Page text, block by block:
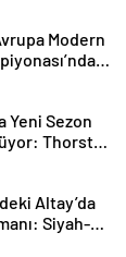
Modern
Yeni Sezon
Thorsten
İdman
Altay’da
Siyah-